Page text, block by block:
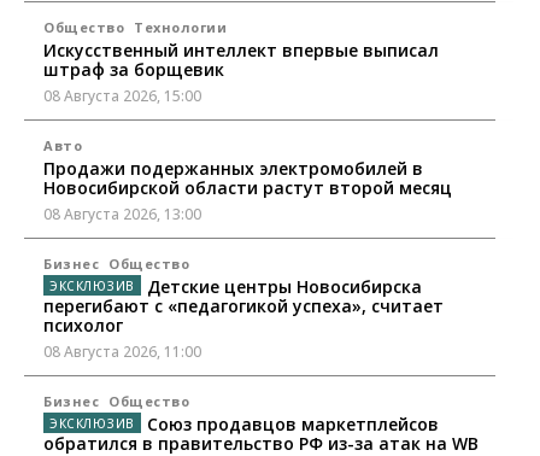
Общество Технологии
Искусственный интеллект впервые выписал
штраф за борщевик
08 Августа 2026, 15:00
Авто
Продажи подержанных электромобилей в
Новосибирской области растут второй месяц
08 Августа 2026, 13:00
Бизнес Общество
Детские центры Новосибирска
перегибают с «педагогикой успеха», считает
психолог
08 Августа 2026, 11:00
Бизнес Общество
Союз продавцов маркетплейсов
обратился в правительство РФ из-за атак на WB